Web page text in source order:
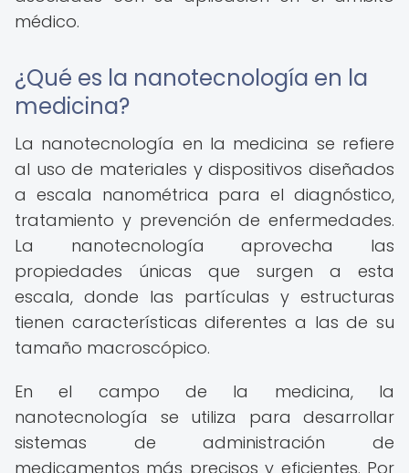
médico.
¿Qué es la nanotecnología en la
medicina?
La nanotecnología en la medicina se refiere
al uso de materiales y dispositivos diseñados
a escala nanométrica para el diagnóstico,
tratamiento y prevención de enfermedades.
La nanotecnología aprovecha las
propiedades únicas que surgen a esta
escala, donde las partículas y estructuras
tienen características diferentes a las de su
tamaño macroscópico.
En el campo de la medicina, la
nanotecnología se utiliza para desarrollar
sistemas de administración de
medicamentos más precisos y eficientes. Por